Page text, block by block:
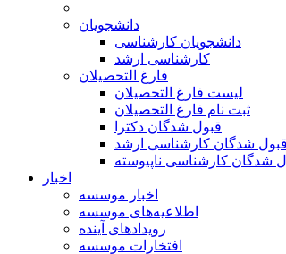
دانشجویان
دانشجویان کارشناسی
کارشناسی ارشد
فارغ التحصیلان
لیست فارغ التحصیلان
ثبت نام فارغ التحصیلان
قبول شدگان دکترا
قبول شدگان کارشناسی ارشد
شدگان کارشناسی ناپیوسته
اخبار
اخبار موسسه
اطلاعیه‌های موسسه
رویدادهای آینده
افتخارات موسسه